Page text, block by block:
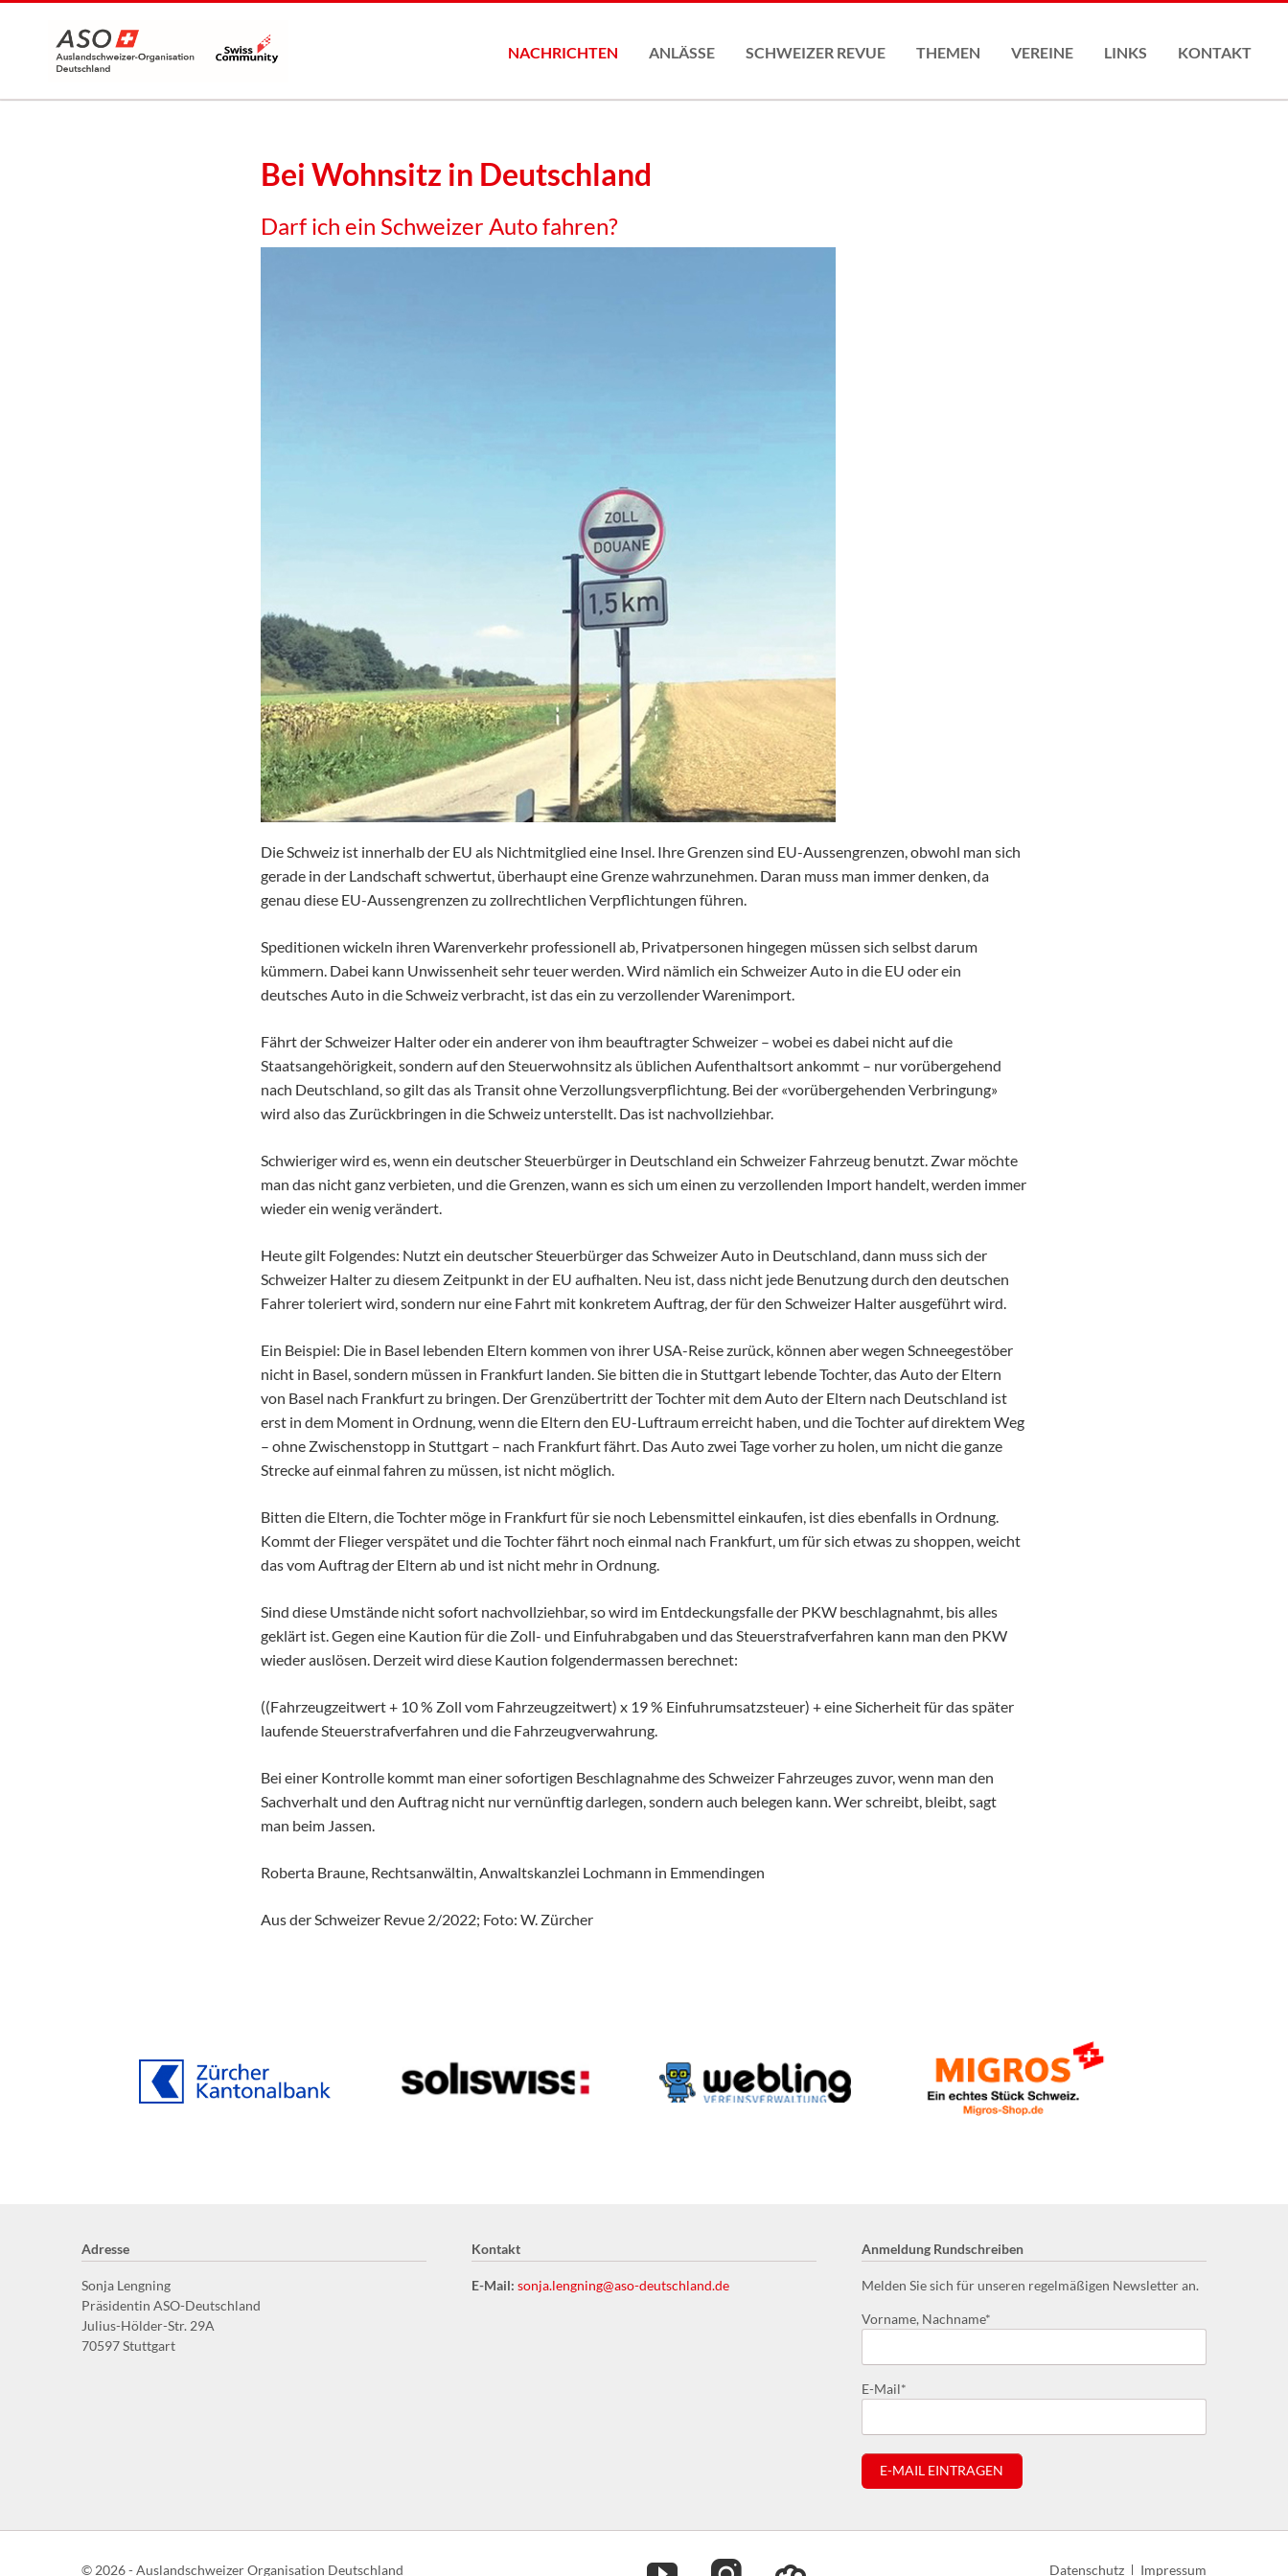
NACHRICHTEN ANLÄSSE SCHWEIZER REVUE THEMEN VEREINE LINKS KONTAKT
Bei Wohnsitz in Deutschland
Darf ich ein Schweizer Auto fahren?
Die Schweiz ist innerhalb der EU als Nichtmitglied eine Insel. Ihre Grenzen sind EU-Aussengrenzen, obwohl man sich
gerade in der Landschaft schwertut, überhaupt eine Grenze wahrzunehmen. Daran muss man immer denken, da
genau diese EU-Aussengrenzen zu zollrechtlichen Verpflichtungen führen.
Speditionen wickeln ihren Warenverkehr professionell ab, Privatpersonen hingegen müssen sich selbst darum
kümmern. Dabei kann Unwissenheit sehr teuer werden. Wird nämlich ein Schweizer Auto in die EU oder ein
deutsches Auto in die Schweiz verbracht, ist das ein zu verzollender Warenimport.
Fährt der Schweizer Halter oder ein anderer von ihm beauftragter Schweizer – wobei es dabei nicht auf die
Staatsangehörigkeit, sondern auf den Steuerwohnsitz als üblichen Aufenthaltsort ankommt – nur vorübergehend
nach Deutschland, so gilt das als Transit ohne Verzollungsverpflichtung. Bei der «vorübergehenden Verbringung»
wird also das Zurückbringen in die Schweiz unterstellt. Das ist nachvollziehbar.
Schwieriger wird es, wenn ein deutscher Steuerbürger in Deutschland ein Schweizer Fahrzeug benutzt. Zwar möchte
man das nicht ganz verbieten, und die Grenzen, wann es sich um einen zu verzollenden Import handelt, werden immer
wieder ein wenig verändert.
Heute gilt Folgendes: Nutzt ein deutscher Steuerbürger das Schweizer Auto in Deutschland, dann muss sich der
Schweizer Halter zu diesem Zeitpunkt in der EU aufhalten. Neu ist, dass nicht jede Benutzung durch den deutschen
Fahrer toleriert wird, sondern nur eine Fahrt mit konkretem Auftrag, der für den Schweizer Halter ausgeführt wird.
Ein Beispiel: Die in Basel lebenden Eltern kommen von ihrer USA-Reise zurück, können aber wegen Schneegestöber
nicht in Basel, sondern müssen in Frankfurt landen. Sie bitten die in Stuttgart lebende Tochter, das Auto der Eltern
von Basel nach Frankfurt zu bringen. Der Grenzübertritt der Tochter mit dem Auto der Eltern nach Deutschland ist
erst in dem Moment in Ordnung, wenn die Eltern den EU-Luftraum erreicht haben, und die Tochter auf direktem Weg
– ohne Zwischenstopp in Stuttgart – nach Frankfurt fährt. Das Auto zwei Tage vorher zu holen, um nicht die ganze
Strecke auf einmal fahren zu müssen, ist nicht möglich.
Bitten die Eltern, die Tochter möge in Frankfurt für sie noch Lebensmittel einkaufen, ist dies ebenfalls in Ordnung.
Kommt der Flieger verspätet und die Tochter fährt noch einmal nach Frankfurt, um für sich etwas zu shoppen, weicht
das vom Auftrag der Eltern ab und ist nicht mehr in Ordnung.
Sind diese Umstände nicht sofort nachvollziehbar, so wird im Entdeckungsfalle der PKW beschlagnahmt, bis alles
geklärt ist. Gegen eine Kaution für die Zoll- und Einfuhrabgaben und das Steuerstrafverfahren kann man den PKW
wieder auslösen. Derzeit wird diese Kaution folgendermassen berechnet:
((Fahrzeugzeitwert + 10 % Zoll vom Fahrzeugzeitwert) x 19 % Einfuhrumsatzsteuer) + eine Sicherheit für das später
laufende Steuerstrafverfahren und die Fahrzeugverwahrung.
Bei einer Kontrolle kommt man einer sofortigen Beschlagnahme des Schweizer Fahrzeuges zuvor, wenn man den
Sachverhalt und den Auftrag nicht nur vernünftig darlegen, sondern auch belegen kann. Wer schreibt, bleibt, sagt
man beim Jassen.
Roberta Braune, Rechtsanwältin, Anwaltskanzlei Lochmann in Emmendingen
Aus der Schweizer Revue 2/2022; Foto: W. Zürcher
Adresse
Sonja Lengning
Präsidentin ASO-Deutschland
Julius-Hölder-Str. 29A
70597 Stuttgart
Kontakt
E-Mail: sonja.lengning@aso-deutschland.de
Anmeldung Rundschreiben
Melden Sie sich für unseren regelmäßigen Newsletter an.
Pflichtfeld
Vorname, Nachname*
Pflichtfeld
E-Mail*
E-MAIL EINTRAGEN
© 2026 - Auslandschweizer Organisation Deutschland Navigation
Datenschutz Impressum